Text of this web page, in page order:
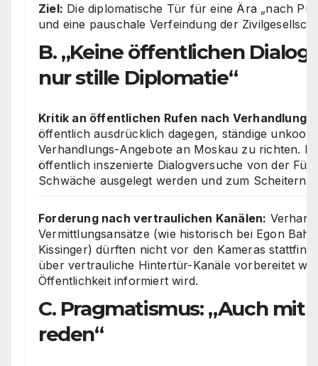
Ziel: Die diplomatische Tür für eine Ära „nach
und eine pauschale Verfeindung der
B. „Keine öffentlichen
nur stille Diplomatie“
Kritik an öffentlichen Rufen nach
öffentlich ausdrücklich dagegen, ständige
Verhandlungs-Angebote an Moskau zu richten.
öffentlich inszenierte Dialogversuche von der
Schwäche ausgelegt werden und zum Scheitern
Forderung nach vertraulichen Kanälen:
Vermittlungsansätze (wie historisch bei Egon
Kissinger) dürften nicht vor den Kameras
über vertrauliche Hintertür-Kanäle vorbereitet
Öffentlichkeit informiert wird.
C. Pragmatismus: „Auch mit
reden“